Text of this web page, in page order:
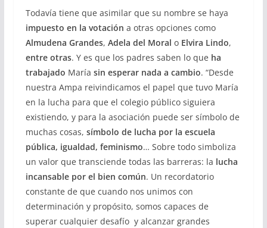
Todavía tiene que asimilar que su nombre se haya
impuesto en la votación a otras opciones como
Almudena Grandes, Adela del Moral oElvira Lindo,
entre otras. Y es que los padres saben lo que ha
trabajado María sin esperar nada a cambio. “Desde
nuestra Ampa reivindicamos el papel que tuvo María
en la lucha para que el colegio público siguiera
existiendo, y para la asociación puede ser símbolo de
muchas cosas, símbolo de lucha por la escuela
pública, igualdad, feminismo… Sobre todo simboliza
un valor que transciende todas las barreras: la lucha
incansable por el bien común. Un recordatorio
constante de que cuando nos unimos con
determinación y propósito, somos capaces de
superar cualquier desafío y alcanzar grandes